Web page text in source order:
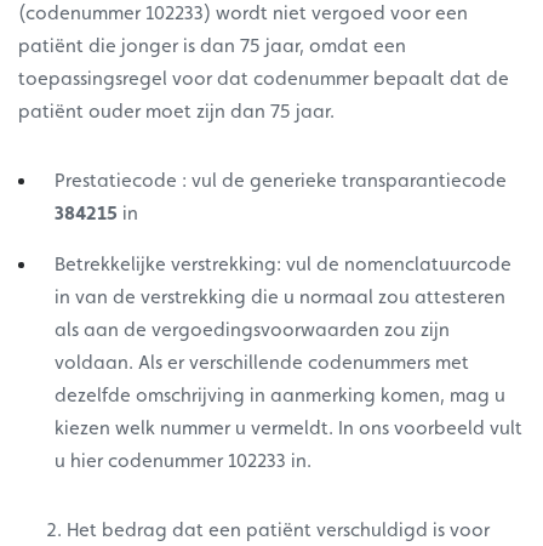
(codenummer 102233) wordt niet vergoed voor een
patiënt die jonger is dan 75 jaar, omdat een
toepassingsregel voor dat codenummer bepaalt dat de
patiënt ouder moet zijn dan 75 jaar.
Prestatiecode : vul de generieke transparantiecode
384215 in
Betrekkelijke verstrekking: vul de nomenclatuurcode
in van de verstrekking die u normaal zou attesteren
als aan de vergoedingsvoorwaarden zou zijn
voldaan. Als er verschillende codenummers met
dezelfde omschrijving in aanmerking komen, mag u
kiezen welk nummer u vermeldt. In ons voorbeeld vult
u hier codenummer 102233 in.
Het bedrag dat een patiënt verschuldigd is voor